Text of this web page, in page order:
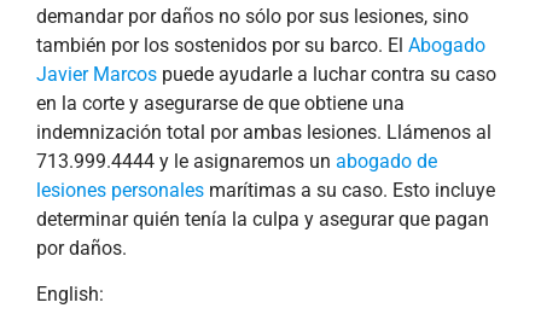
demandar por daños no sólo por sus lesiones, sino
también por los sostenidos por su barco. El Abogado
Javier Marcos puede ayudarle a luchar contra su caso
en la corte y asegurarse de que obtiene una
indemnización total por ambas lesiones. Llámenos al
713.999.4444 y le asignaremos un abogado de
lesiones personales marítimas a su caso. Esto incluye
determinar quién tenía la culpa y asegurar que pagan
por daños.
English: